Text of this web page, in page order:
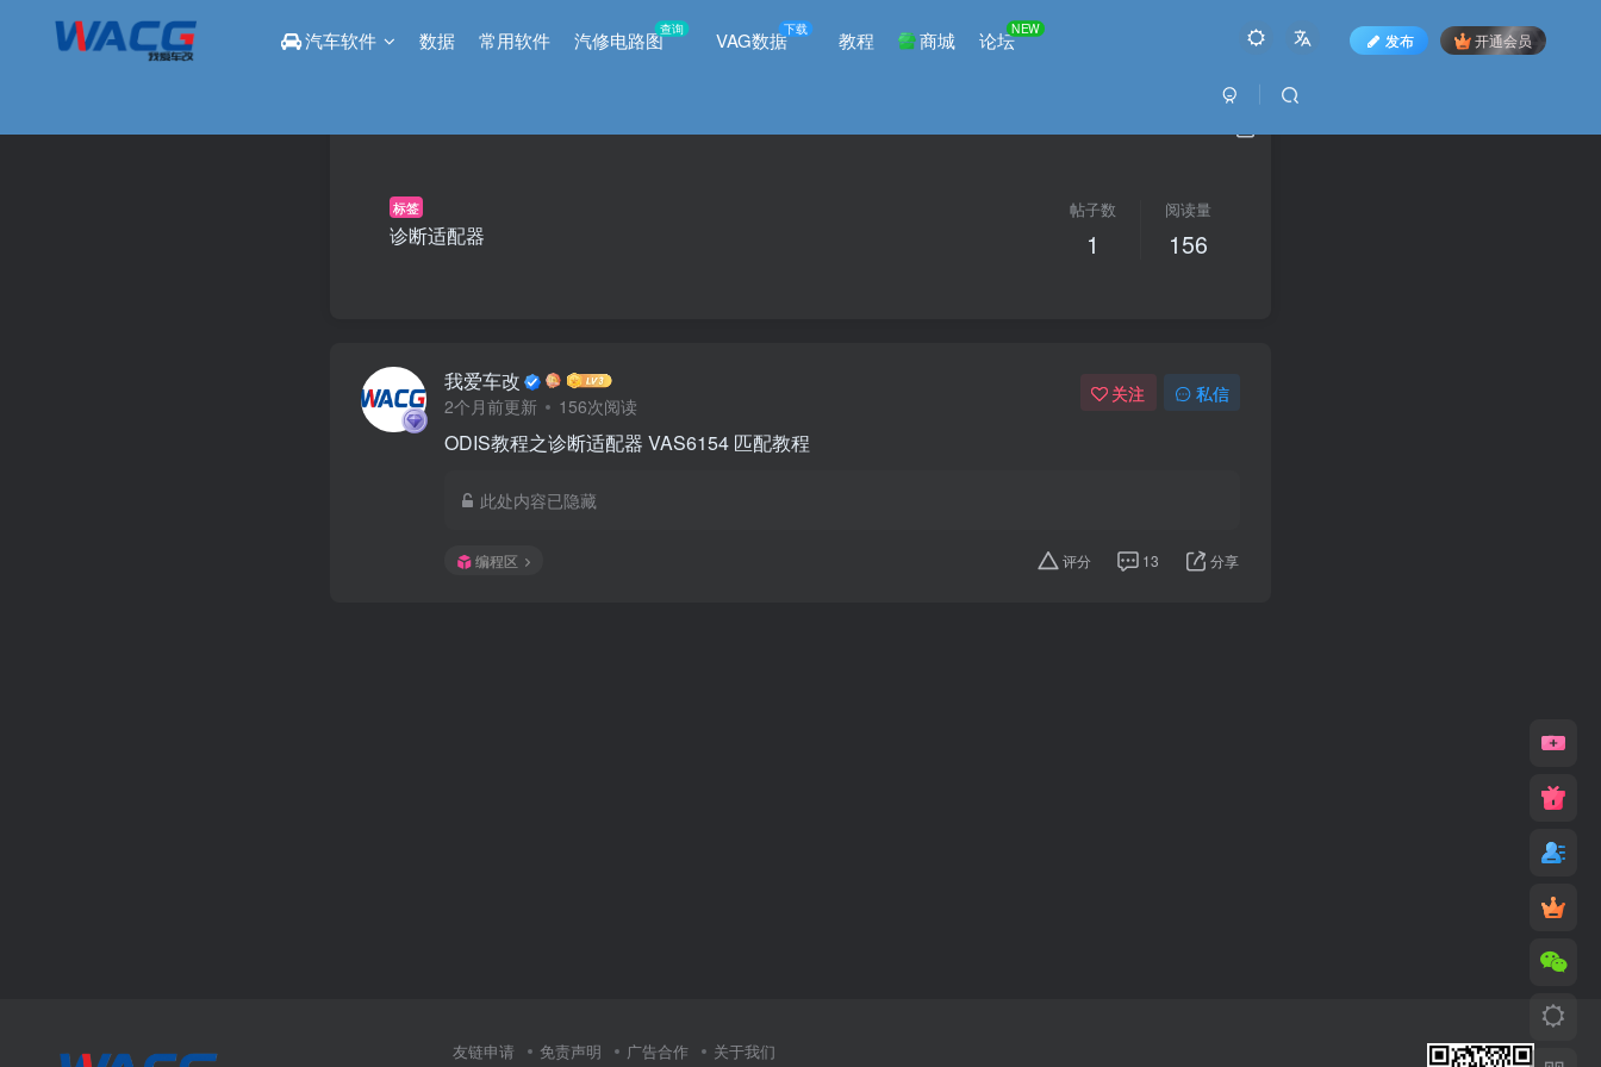
汽车软件 数据 常用软件 汽修电路图查询 VAG数据下载 教程 商城 论坛NEW
发布 开通会员
标签
诊断适配器
帖子数
1
阅读量
156
我爱车改
2个月前更新 156次阅读
关注 私信
ODIS教程之诊断适配器 VAS6154 匹配教程
此处内容已隐藏
编程区 评分 13 分享
友链申请 免责声明 广告合作 关于我们